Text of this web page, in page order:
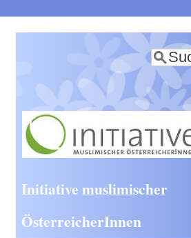
zum
Inhalt
Suche
Initiative muslimischer
ÖsterreicherInnen